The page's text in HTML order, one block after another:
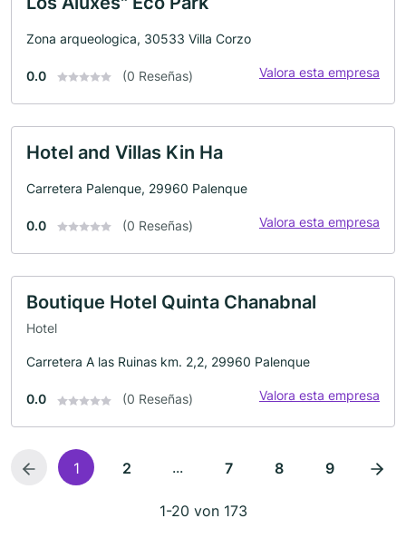
Zona arqueologica, 30533 Villa Corzo
0.0 (0 Reseñas) Valora esta empresa
Hotel and Villas Kin Ha
Carretera Palenque, 29960 Palenque
0.0 (0 Reseñas) Valora esta empresa
Boutique Hotel Quinta Chanabnal
Hotel
Carretera A las Ruinas km. 2,2, 29960 Palenque
0.0 (0 Reseñas) Valora esta empresa
1 2 ... 7 8 9
1-20 von 173